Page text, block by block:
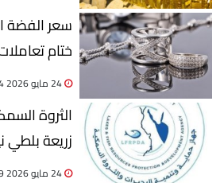
سعر الفضة
كيلو تصل إلى 150 ألف
24 مايو 2026 08:24 م
الثروة
زريعة بلطي
الغربية
24 مايو 2026 07:49 م